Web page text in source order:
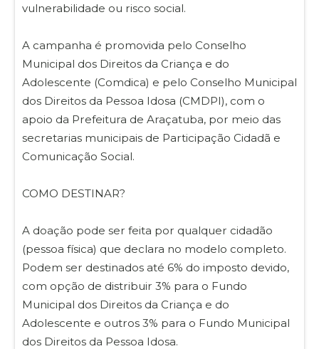
vulnerabilidade ou risco social.
A campanha é promovida pelo Conselho
Municipal dos Direitos da Criança e do
Adolescente (Comdica) e pelo Conselho Municipal
dos Direitos da Pessoa Idosa (CMDPI), com o
apoio da Prefeitura de Araçatuba, por meio das
secretarias municipais de Participação Cidadã e
Comunicação Social.
COMO DESTINAR?
A doação pode ser feita por qualquer cidadão
(pessoa física) que declara no modelo completo.
Podem ser destinados até 6% do imposto devido,
com opção de distribuir 3% para o Fundo
Municipal dos Direitos da Criança e do
Adolescente e outros 3% para o Fundo Municipal
dos Direitos da Pessoa Idosa.